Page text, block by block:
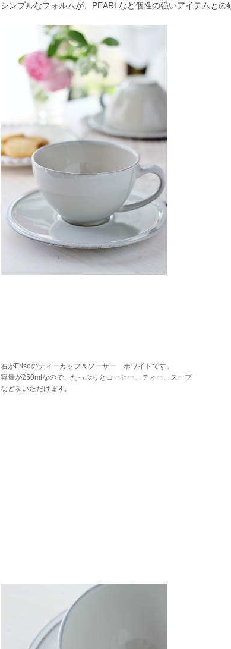
シンプルなフォルムが、PEARLなど個性の強いアイテムとの
右がFrisoのティーカップ＆ソーサー ホワイトです。
容量が250mlなので、たっぷりとコーヒー、ティー、スープ
などをいただけます。